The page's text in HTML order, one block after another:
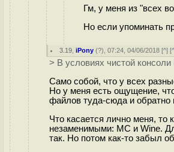
Гм, у меня из "всех
Но если упоминать
3.19 ,iPony (?), 07:24, 04/06/2018 [^] [
> В условиях чистой
Само собой, что у всех
Но у меня есть ощущение,
файлов туда-сюда и обратно
Что касается лично меня,
незаменимыми: MC и Wine.
так. Но потом как-то забыл